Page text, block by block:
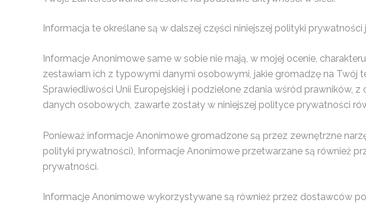
Informacja te określane są w dalszej części niniejszej polityki prywatności
Informacje Anonimowe same w sobie nie mają, w mojej ocenie,
zestawiam ich z typowymi danymi osobowymi, jakie gromadzę na Twój
Sprawiedliwości Unii Europejskiej i podzielone zdania wśród
danych osobowych, zawarte zostały w niniejszej polityce prywatności
Ponieważ informacje Anonimowe gromadzone są przez zewnętrzne
polityki prywatności), Informacje Anonimowe przetwarzane są również
prywatności.
Informacje Anonimowe wykorzystywane są również przez dostawców